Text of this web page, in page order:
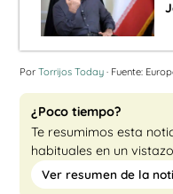
Por Torrijos Today · Fuente:
¿Poco tiempo?
Te resumimos esta
habituales en un
Ver resumen de la